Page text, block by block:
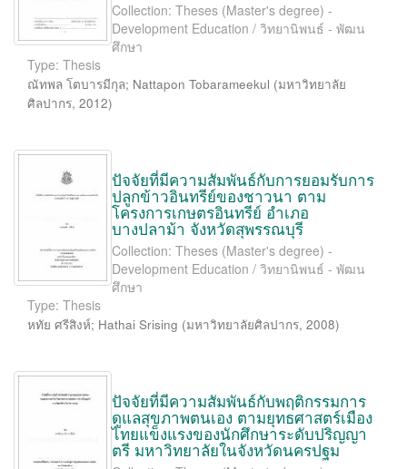
Collection: Theses (Master's degree) -
Development Education / วิทยานิพนธ์ - พัฒน
ศึกษา
Type: Thesis
ณัทพล โตบารมีกุล; Nattapon Tobarameekul (มหาวิทยาลัย
ศิลปากร, 2012)
ปัจจัยที่มีความสัมพันธ์กับการยอมรับการ
ปลูกข้าวอินทรีย์ของชาวนา ตาม
โครงการเกษตรอินทรีย์ อำเภอ
บางปลาม้า จังหวัดสุพรรณบุรี
Collection: Theses (Master's degree) -
Development Education / วิทยานิพนธ์ - พัฒน
ศึกษา
Type: Thesis
หทัย ศรีสิงห์; Hathai Srising (มหาวิทยาลัยศิลปากร, 2008)
ปัจจัยที่มีความสัมพันธ์กับพฤติกรรมการ
ดูแลสุขภาพตนเอง ตามยุทธศาสตร์เมือง
ไทยแข็งแรงของนักศึกษาระดับปริญญา
ตรี มหาวิทยาลัยในจังหวัดนครปฐม